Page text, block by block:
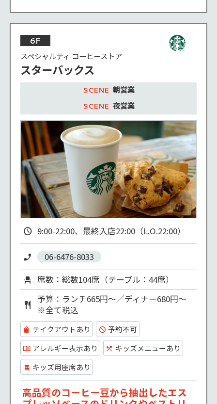
6F
スペシャルティ コーヒーストア
スターバックス
朝営業
夜営業
9:00-22:00、最終入店22:00（L.O.22:00）
06-6476-8033
席数：総数104席（テーブル：44席）
予算：ランチ665円～／ディナー680円～
※全て税込
テイクアウトあり
予約不可
アレルギー表示あり
キッズメニューあり
キッズ用座席あり
高品質のコーヒー豆から抽出したエス